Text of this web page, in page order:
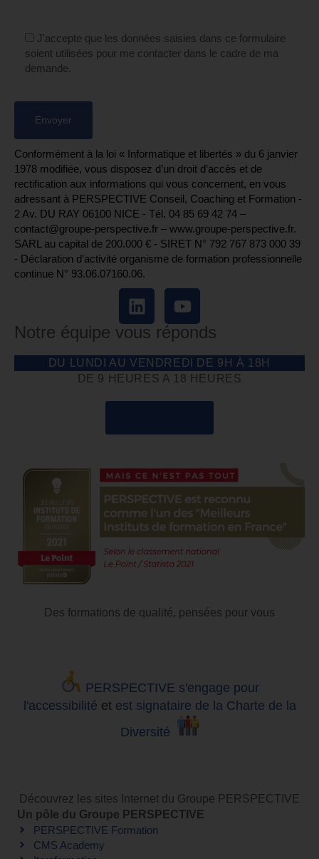
J'accepte que les données saisies dans ce formulaire
soient utilisées pour me contacter dans le cadre de ma
demande.
Conformément à la loi « Informatique et libertés » du 6 janvier
1978 modifiée, vous disposez d’un droit d’accès et de
rectification aux informations qui vous concernent, en vous
adressant à PERSPECTIVE Conseil, Coaching et Formation -
2 Av. DU RAY 06100 NICE - Tél. 04 85 69 42 74⁩ –
contact@groupe-perspective.fr – www.groupe-perspective.fr.
SARL au capital de 200.000 € - SIRET N° 792 767 873 000 39
- Déclaration d’activité organisme de formation professionnelle
continue N° 93.06.07160.06.
Notre équipe vous réponds
DU LUNDI AU VENDREDI DE 9H À 18H
DE 9 HEURES A 18 HEURES
Des formations de qualité, pensées pour vous
PERSPECTIVE s'engage pour
l'accessibilité et est signataire de la Charte de la
Diversité
Découvrez les sites Internet du Groupe PERSPECTIVE
Un pôle du Groupe PERSPECTIVE
PERSPECTIVE Formation
CMS Academy